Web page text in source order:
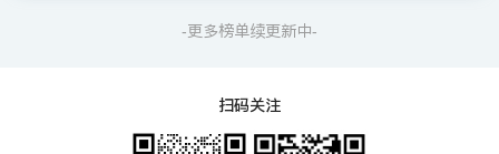
-更多榜单续更新中-
扫码关注